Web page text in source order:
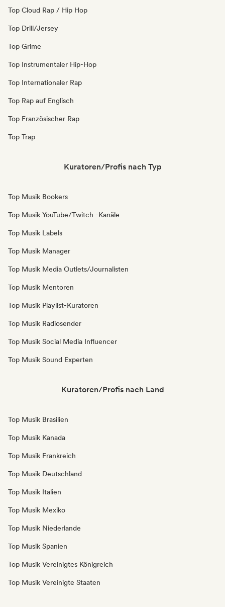
Top Cloud Rap / Hip Hop
Top Drill/Jersey
Top Grime
Top Instrumentaler Hip-Hop
Top Internationaler Rap
Top Rap auf Englisch
Top Französischer Rap
Top Trap
Kuratoren/Profis nach Typ
Top Musik Bookers
Top Musik YouTube/Twitch -Kanäle
Top Musik Labels
Top Musik Manager
Top Musik Media Outlets/Journalisten
Top Musik Mentoren
Top Musik Playlist-Kuratoren
Top Musik Radiosender
Top Musik Social Media Influencer
Top Musik Sound Experten
Kuratoren/Profis nach Land
Top Musik Brasilien
Top Musik Kanada
Top Musik Frankreich
Top Musik Deutschland
Top Musik Italien
Top Musik Mexiko
Top Musik Niederlande
Top Musik Spanien
Top Musik Vereinigtes Königreich
Top Musik Vereinigte Staaten